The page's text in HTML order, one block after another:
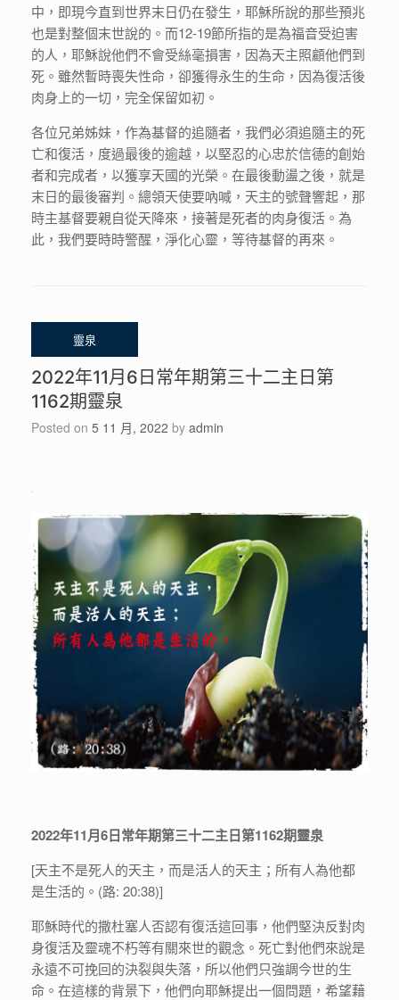
中，即現今直到世界末日仍在發生，耶穌所說的那些預兆
也是對整個末世說的。而12-19節所指的是為福音受迫害
的人，耶穌說他們不會受絲毫損害，因為天主照顧他們到
死。雖然暫時喪失性命，卻獲得永生的生命，因為復活後
肉身上的一切，完全保留如初。
各位兄弟姊妹，作為基督的追隨者，我們必須追隨主的死
亡和復活，度過最後的逾越，以堅忍的心忠於信德的創始
者和完成者，以獲享天國的光榮。在最後動盪之後，就是
末日的最後審判。總領天使要吶喊，天主的號聲響起，那
時主基督要親自從天降來，接著是死者的肉身復活。為
此，我們要時時警醒，淨化心靈，等待基督的再來。
2022年11月6日常年期第三十二主日第
1162期靈泉
Posted on 5 11 月, 2022 by admin
2022年11月6日常年期第三十二主日第1162期靈泉
[天主不是死人的天主，而是活人的天主；所有人為他都
是生活的。(路: 20:38)]
耶穌時代的撒杜塞人否認有復活這回事，他們堅決反對肉
身復活及靈魂不朽等有關來世的觀念。死亡對他們來說是
永遠不可挽回的決裂與失落，所以他們只強調今世的生
命。在這樣的背景下，他們向耶穌提出一個問題，希望藉